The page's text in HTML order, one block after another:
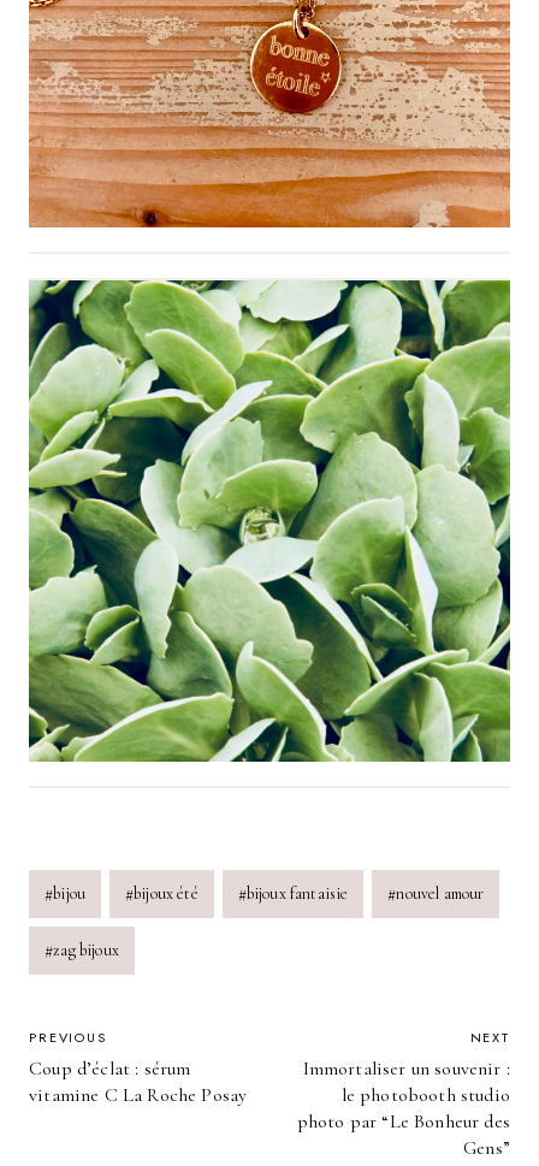
Post
Tags:
#bijou #bijoux été #bijoux fantaisie #nouvel amour
#zag bijoux
POST
NAVIGATION
PREVIOUS
Coup d’éclat : sérum
vitamine C La Roche Posay
NEXT
Immortaliser un souvenir :
le photobooth studio
photo par “Le Bonheur des
Gens”